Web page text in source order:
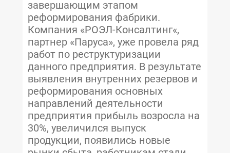
завершающим этапом
реформирования фабрики.
Компания «РОЭЛ-Консалтинг«,
партнер «Паруса», уже провела ряд
работ по реструктуризации
данного предприятия. В результате
выявления внутренних резервов и
реформирования основных
направлений деятельности
предприятия прибыль возросла на
30%, увеличился выпуск
продукции, появились новые